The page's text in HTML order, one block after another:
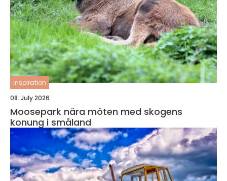
inspiration
08. July 2026
Moosepark nära möten med skogens
konung i småland